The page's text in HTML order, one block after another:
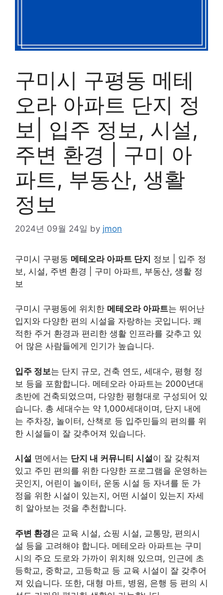
구미시 구평동 메테
오라 아파트 단지 정
보| 입주 정보, 시설,
주변 환경 | 구미 아
파트, 부동산, 생활
정보
2024년 09월 24일 by jmon
구미시 구평동 메테오라 아파트 단지 정보 | 입주 정
보, 시설, 주변 환경 | 구미 아파트, 부동산, 생활 정
보
구미시 구평동에 위치한 메테오라 아파트는 뛰어난
입지와 다양한 편의 시설을 자랑하는 곳입니다. 쾌
적한 주거 환경과 편리한 생활 인프라를 갖추고 있
어 많은 사람들에게 인기가 높습니다.
입주 정보는 단지 규모, 건축 연도, 세대수, 평형 정
보 등을 포함합니다. 메테오라 아파트는 2000년대
초반에 건축되었으며, 다양한 평형대로 구성되어 있
습니다. 총 세대수는 약 1,000세대이며, 단지 내에
는 주차장, 놀이터, 산책로 등 입주민들의 편의를 위
한 시설들이 잘 갖추어져 있습니다.
시설 면에서는 단지 내 커뮤니티 시설이 잘 갖춰져
있고 주민 편의를 위한 다양한 프로그램을 운영하는
곳인지, 어린이 놀이터, 운동 시설 등 자녀를 둔 가
정을 위한 시설이 있는지, 어떤 시설이 있는지 자세
히 알아보는 것을 추천합니다.
주변 환경은 교육 시설, 쇼핑 시설, 교통망, 편의시
설 등을 고려해야 합니다. 메테오라 아파트는 구미
시의 주요 도로와 가까이 위치해 있으며, 인근에 초
등학교, 중학교, 고등학교 등 교육 시설이 잘 갖추어
져 있습니다. 또한, 대형 마트, 병원, 은행 등 편의 시